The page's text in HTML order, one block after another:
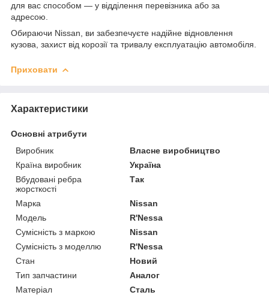
для вас способом — у відділення перевізника або за
адресою.
Обираючи Nissan, ви забезпечуєте надійне відновлення
кузова, захист від корозії та тривалу експлуатацію автомобіля.
Приховати
Характеристики
Основні атрибути
Виробник
Власне виробництво
Країна виробник
Україна
Вбудовані ребра
жорсткості
Так
Марка
Nissan
Модель
R'Nessa
Сумісність з маркою
Nissan
Сумісність з моделлю
R'Nessa
Стан
Новий
Тип запчастини
Аналог
Матеріал
Сталь